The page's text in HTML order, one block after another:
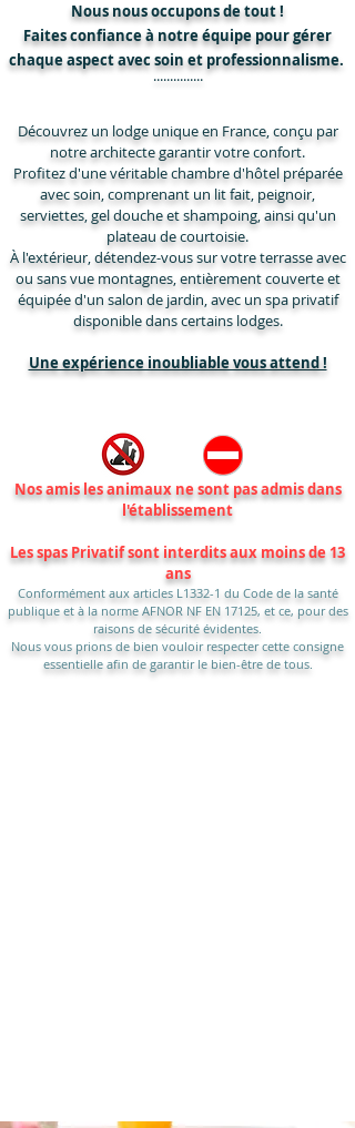
Nous nous occupons de tout !
Faites confiance à notre équipe pour gérer
chaque aspect avec soin et professionnalisme.
...............
Découvrez un lodge unique en France, conçu par
notre architecte garantir votre confort.
Profitez d'une véritable chambre d'hôtel préparée
avec soin, comprenant un lit fait, peignoir,
serviettes, gel douche et shampoing, ainsi qu'un
plateau de courtoisie.
À l'extérieur, détendez-vous sur votre terrasse avec
ou sans vue montagnes, entièrement couverte et
équipée d'un salon de jardin, avec un spa privatif
disponible dans certains lodges.
Une expérience inoubliable vous attend !
Nos amis les animaux ne sont pas admis dans
l'établissement​
Les spas Privatif sont interdits aux moins de 13
ans​​​
Conformément aux articles L1332-1 du Code de la santé
publique et à la norme AFNOR NF EN 17125, et ce, pour des
raisons de sécurité évidentes.
Nous vous prions de bien vouloir respecter cette consigne
essentielle afin de garantir le bien-être de tous.